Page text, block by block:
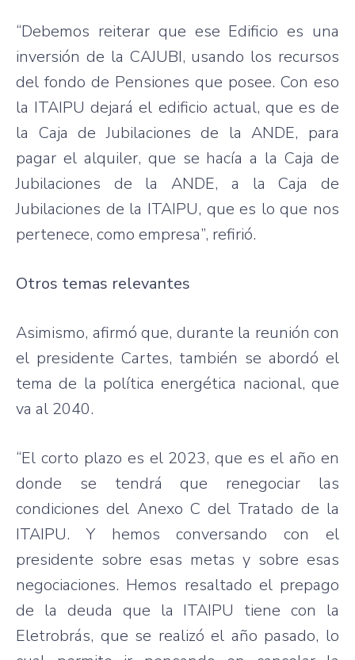
“Debemos reiterar que ese Edificio es una
inversión de la CAJUBI, usando los recursos
del fondo de Pensiones que posee. Con eso
la ITAIPU dejará el edificio actual, que es de
la Caja de Jubilaciones de la ANDE, para
pagar el alquiler, que se hacía a la Caja de
Jubilaciones de la ANDE, a la Caja de
Jubilaciones de la ITAIPU, que es lo que nos
pertenece, como empresa”, refirió.
Otros temas relevantes
Asimismo, afirmó que, durante la reunión con
el presidente Cartes, también se abordó el
tema de la política energética nacional, que
va al 2040.
“El corto plazo es el 2023, que es el año en
donde se tendrá que renegociar las
condiciones del Anexo C del Tratado de la
ITAIPU. Y hemos conversando con el
presidente sobre esas metas y sobre esas
negociaciones. Hemos resaltado el prepago
de la deuda que la ITAIPU tiene con la
Eletrobrás, que se realizó el año pasado, lo